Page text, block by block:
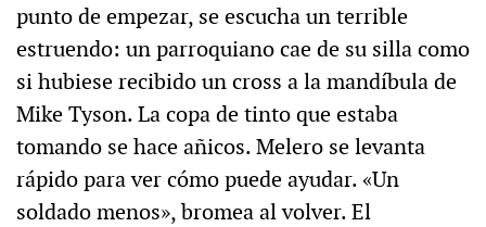
punto de empezar, se escucha un terrible
estruendo: un parroquiano cae de su silla como
si hubiese recibido un cross a la mandíbula de
Mike Tyson. La copa de tinto que estaba
tomando se hace añicos. Melero se levanta
rápido para ver cómo puede ayudar. «Un
soldado menos», bromea al volver. El